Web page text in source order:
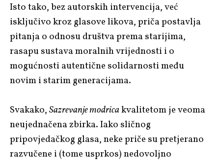
Isto tako, bez autorskih intervencija, već
isključivo kroz glasove likova, priča postavlja
pitanja o odnosu društva prema starijima,
rasapu sustava moralnih vrijednosti i o
mogućnosti autentične solidarnosti među
novim i starim generacijama.
Svakako,Sazrevanje modricakvalitetom je veoma
neujednačena zbirka. Iako sličnog
pripovjedačkog glasa, neke priče su pretjerano
razvučene i (tome usprkos) nedovoljno